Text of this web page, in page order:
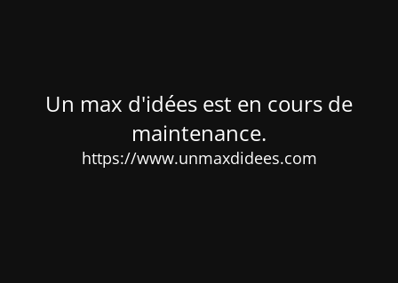
Un max d'idées est en cours de
maintenance.
https://www.unmaxdidees.com